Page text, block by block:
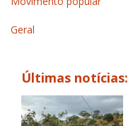
Geral
Últimas notícias: